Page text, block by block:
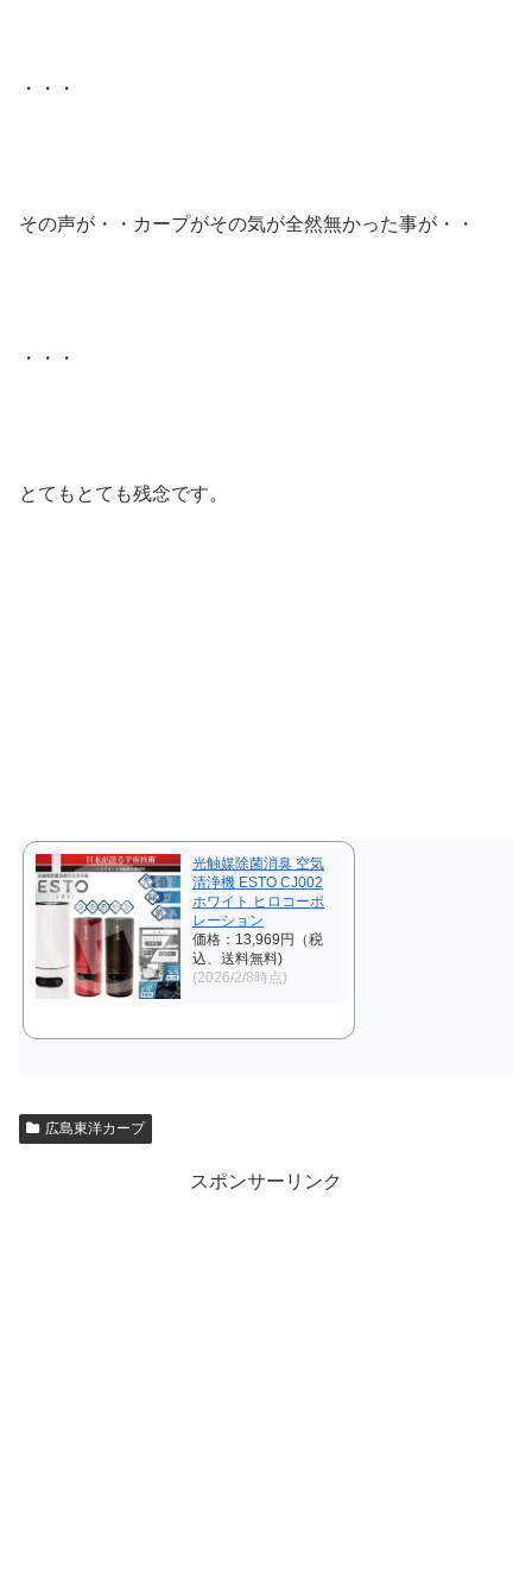
・・・
その声が・・カープがその気が全然無かった事が・・
・・・
とてもとても残念です。
光触媒除菌消臭 空気
清浄機 ESTO CJ002
ホワイト ヒロコーポ
レーション
価格：13,969円（税
込、送料無料)
(2026/2/8時点)
広島東洋カープ
スポンサーリンク